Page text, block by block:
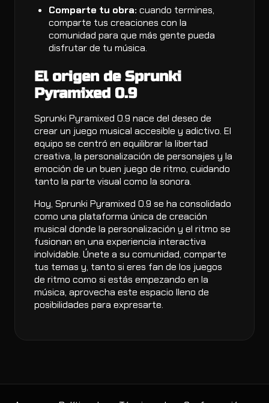
Comparte tu obra: cuando termines,
comparte tus creaciones con la
comunidad para que más gente pueda
disfrutar de tu música.
El origen de Sprunki
Pyramixed 0.9
Sprunki Pyramixed 0.9 nace del deseo de
crear un juego musical accesible y adictivo. El
equipo se centró en equilibrar la libertad
creativa, la personalización de personajes y la
emoción de un buen juego de ritmo, cuidando
tanto la parte visual como la sonora.
Hoy, Sprunki Pyramixed 0.9 se ha consolidado
como una plataforma única de creación
musical donde la personalización y el ritmo se
fusionan en una experiencia interactiva
inolvidable. Únete a su comunidad, comparte
tus temas y, tanto si eres fan de los juegos
de ritmo como si estás empezando en la
música, aprovecha este espacio lleno de
posibilidades para expresarte.